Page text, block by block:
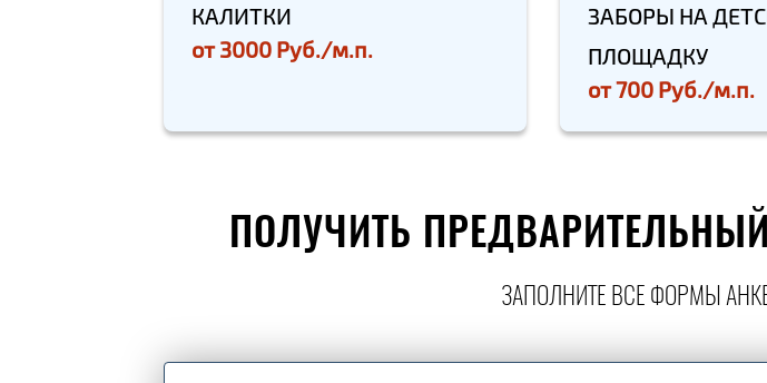
КАЛИТКИ
от3000 Руб./м.п.
ЗАБОРЫ НА
ПЛОЩАДКУ
от700 Руб./м.п.
ПОЛУЧИТЬ
ЗАПОЛНИТЕ ВСЕ ФОРМЫ